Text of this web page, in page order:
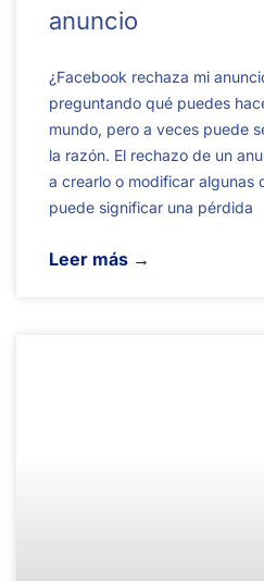
anuncio
¿Facebook rechaza mi
preguntando qué puedes
mundo, pero a veces puede
la razón. El rechazo de un
a crearlo o modificar algunas
puede significar una pérdida
Leer más →